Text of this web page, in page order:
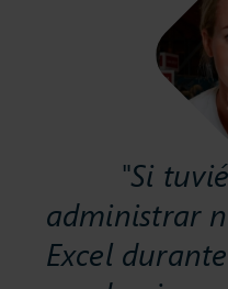
"Si
administrar
Excel